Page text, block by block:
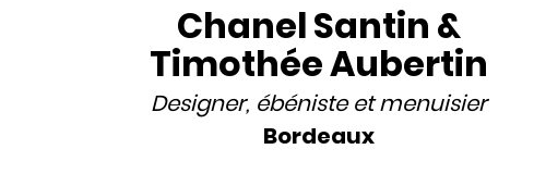
Chanel Santin &
Timothée Aubertin
Designer, ébénisteetmenuisier
Bordeaux